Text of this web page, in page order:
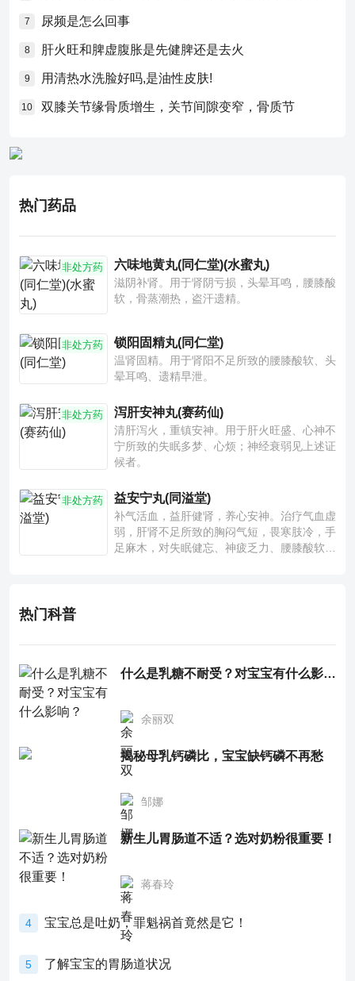
7 尿频是怎么回事
8 肝火旺和脾虚腹胀是先健脾还是去火
9 用清热水洗脸好吗,是油性皮肤!
10 双膝关节缘骨质增生，关节间隙变窄，骨质节
热门药品
非处方药 六味地黄丸(同仁堂)(水蜜丸)
滋阴补肾。用于肾阴亏损，头晕耳鸣，腰膝酸
软，骨蒸潮热，盗汗遗精。
非处方药 锁阳固精丸(同仁堂)
温肾固精。用于肾阳不足所致的腰膝酸软、头
晕耳鸣、遗精早泄。
非处方药 泻肝安神丸(赛药仙)
清肝泻火，重镇安神。用于肝火旺盛、心神不
宁所致的失眠多梦、心烦；神经衰弱见上述证
候者。
非处方药 益安宁丸(同溢堂)
补气活血，益肝健肾，养心安神。治疗气血虚
弱，肝肾不足所致的胸闷气短，畏寒肢冷，手
足麻木，对失眠健忘、神疲乏力、腰膝酸软也
热门科普
什么是乳糖不耐受？对宝宝有什么影响？
余丽双
揭秘母乳钙磷比，宝宝缺钙磷不再愁
邹娜
新生儿胃肠道不适？选对奶粉很重要！
蒋春玲
4 宝宝总是吐奶，罪魁祸首竟然是它！
5 了解宝宝的胃肠道状况